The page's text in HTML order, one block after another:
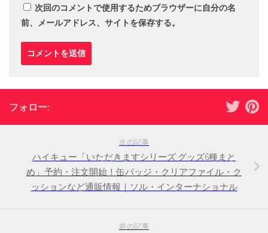
次回のコメントで使用するためブラウザーに自分の名
前、メールアドレス、サイトを保存する。
フォロー:
次の記事
ハイキュー「いただきますシリーズ グッズ6種まと
め」予約・注文開始！缶バッジ・クリアファイル・ク
ッションなど通販情報｜ソル・インターナショナル
前の記事